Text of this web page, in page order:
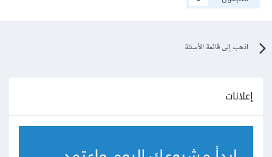
اذهب إلى قائمة الأسئلة
إعلانات